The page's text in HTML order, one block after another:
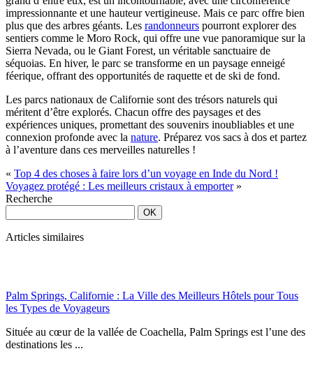
impressionnante et une hauteur vertigineuse. Mais ce parc offre bien
plus que des arbres géants. Les randonneurs pourront explorer des
sentiers comme le Moro Rock, qui offre une vue panoramique sur la
Sierra Nevada, ou le Giant Forest, un véritable sanctuaire de
séquoias. En hiver, le parc se transforme en un paysage enneigé
féerique, offrant des opportunités de raquette et de ski de fond.
Les parcs nationaux de Californie sont des trésors naturels qui
méritent d’être explorés. Chacun offre des paysages et des
expériences uniques, promettant des souvenirs inoubliables et une
connexion profonde avec la nature. Préparez vos sacs à dos et partez
à l’aventure dans ces merveilles naturelles !
« Top 4 des choses à faire lors d’un voyage en Inde du Nord !
Voyagez protégé : Les meilleurs cristaux à emporter»
Recherche
Articles similaires
Palm Springs, Californie : La Ville des Meilleurs Hôtels pour Tous
les Types de Voyageurs
Située au cœur de la vallée de Coachella, Palm Springs est l’une des
destinations les ...